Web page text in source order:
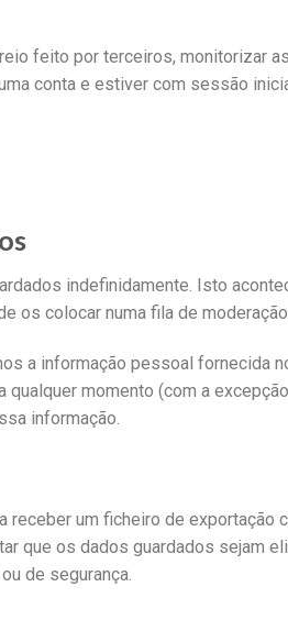
feito por terceiros, monitorizar
conta e estiver com sessão
indefinidamente. Isto
os colocar numa fila de
a informação pessoal fornecida
momento (com a
informação.
um ficheiro de
que os dados guardados sejam
de segurança.